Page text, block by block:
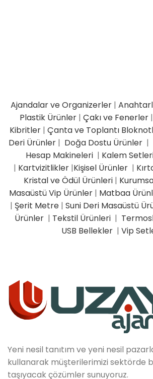
Ajandalar ve Organizerler |
Plastik Ürünler | Çakı ve Fenerler |
Kibritler | Çanta ve Toplantı
Deri Ürünler| Doğa Dostu Ürünler |
Hesap Makineleri| Kalem
| Kartvizitlikler |Kişisel Ürünler |
Kristal ve Ödül Ürünleri |
Masaüstü Vip Ürünler| Matbaa
| Şerit Metre| Suni Deri Masaüstü
Ürünler | Tekstil Ürünleri |
USB Bellekler | Vip
Yeni nesil tanıtım ve yeni nesil
kullanarak müşterilerimizi sektörde
taşıyacak çözümler sunuyoruz.